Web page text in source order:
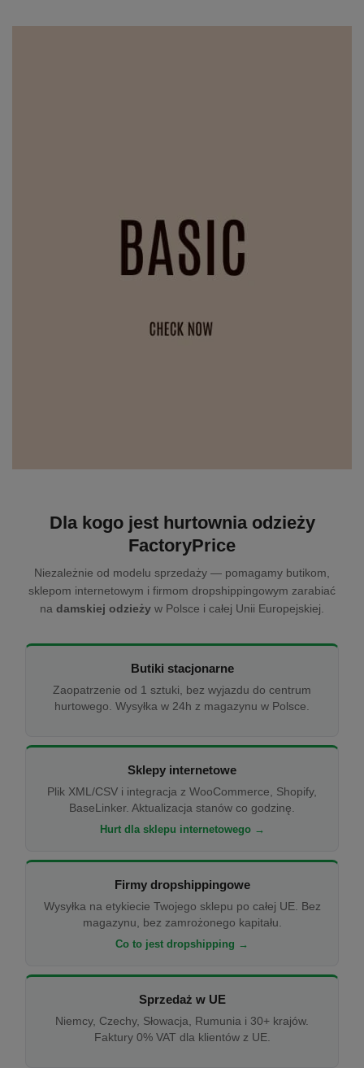
Dla kogo jest hurtownia odzieży
FactoryPrice
Niezależnie od modelu sprzedaży — pomagamy butikom,
sklepom internetowym i firmom dropshippingowym zarabiać
na damskiej odzieży w Polsce i całej Unii Europejskiej.
Butiki stacjonarne
Zaopatrzenie od 1 sztuki, bez wyjazdu do centrum
hurtowego. Wysyłka w 24h z magazynu w Polsce.
Sklepy internetowe
Plik XML/CSV i integracja z WooCommerce, Shopify,
BaseLinker. Aktualizacja stanów co godzinę.
Hurt dla sklepu internetowego →
Firmy dropshippingowe
Wysyłka na etykiecie Twojego sklepu po całej UE. Bez
magazynu, bez zamrożonego kapitału.
Co to jest dropshipping →
Sprzedaż w UE
Niemcy, Czechy, Słowacja, Rumunia i 30+ krajów.
Faktury 0% VAT dla klientów z UE.